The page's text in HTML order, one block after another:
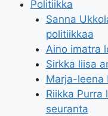
Politiikka
Sanna
politiikkaa
Aino imatra
Sirkka liisa
Marja-leena
Riikka
seuranta